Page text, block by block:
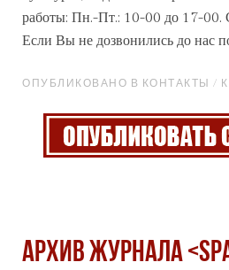
работы: Пн.-Пт.: 10-00 до 17-00.
Если Вы не дозвонились до нас
ОПУБЛИКОВАНО В КОНТАКТЫ /
Архив журнала